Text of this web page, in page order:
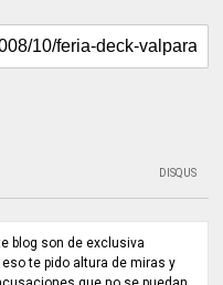
DISQUS
blog son de exclusiva
te pido altura de miras y